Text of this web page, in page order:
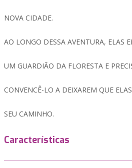
NOVA CIDADE.
AO LONGO DESSA AVENTURA, ELAS
UM GUARDIÃO DA FLORESTA E
CONVENCÊ-LO A DEIXAREM QUE
SEU CAMINHO.
Características